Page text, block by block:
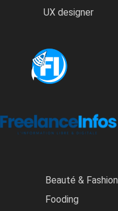
UX designer
Beauté & Fashion
Fooding